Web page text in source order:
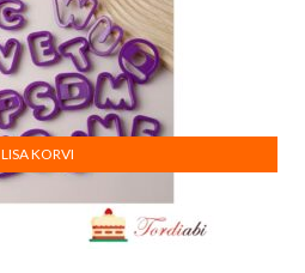
LISA KORVI